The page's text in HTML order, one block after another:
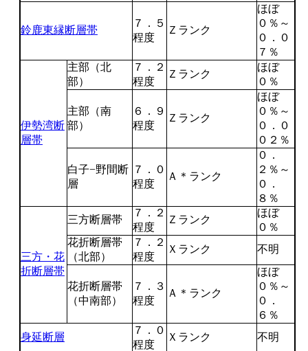
鈴鹿東縁断層帯
７．５
程度
Ｚランク
ほぼ
０％～
０．０
７％
伊勢湾断
層帯
主部（北
部）
７．２
程度
Ｚランク
ほぼ
０％
主部（南
部）
６．９
程度
Ｚランク
ほぼ
０％～
０．０
０２％
白子−野間断
層
７．０
程度
Ａ＊ランク
０．
２％～
０．
８％
三方・花
折断層帯
三方断層帯
７．２
程度
Ｚランク
ほぼ
０％
花折断層帯
（北部）
７．２
程度
Ｘランク 不明
花折断層帯
（中南部）
７．３
程度
Ａ＊ランク
ほぼ
０％～
０．
６％
身延断層
７．０
程度
Ｘランク 不明